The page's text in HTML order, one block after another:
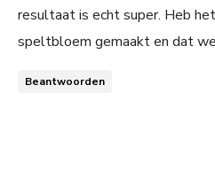
resultaat is echt super. Heb
speltbloem gemaakt en dat
Beantwoorden